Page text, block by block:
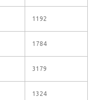
1192
1784
3179
1324